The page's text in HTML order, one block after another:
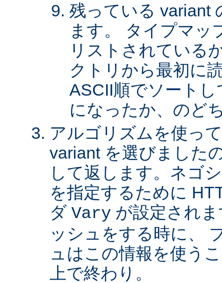
残っている variant
ます。 タイプマッ
リストされている
クトリから最初に
ASCII順でソート
になったか、のど
アルゴリズムを使っ
variant を選びました
して返します。ネゴ
を指定するために
ダ Vary が設定され
ッシュをする時に、
ュはこの情報を使う
上で終わり。